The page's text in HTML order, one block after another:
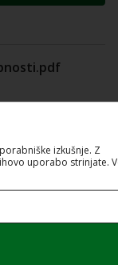
izkušnje. Z
uporabo strinjate.